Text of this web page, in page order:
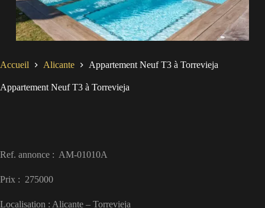
Accueil Alicante Appartement Neuf T3 à Torrevieja
Appartement Neuf T3 à Torrevieja
Ref. annonce : AM-01010A
Prix : 275000
Localisation : Alicante – Torrevieja